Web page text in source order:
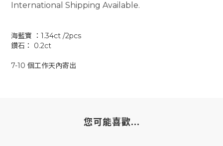
International Shipping Available.
海藍寶 ：1.34ct /2pcs
鑽石： 0.2ct
7-10 個工作天內寄出
您可能喜歡...